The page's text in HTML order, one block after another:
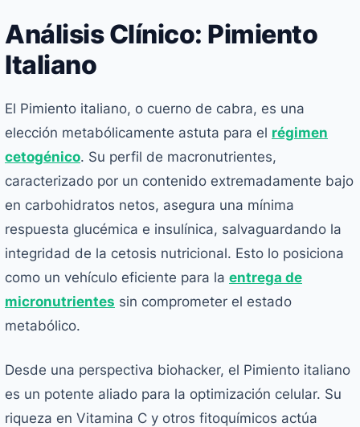
Análisis Clínico: Pimiento
Italiano
El Pimiento italiano, o cuerno de cabra, es una
elección metabólicamente astuta para el régimen
cetogénico. Su perfil de macronutrientes,
caracterizado por un contenido extremadamente bajo
en carbohidratos netos, asegura una mínima
respuesta glucémica e insulínica, salvaguardando la
integridad de la cetosis nutricional. Esto lo posiciona
como un vehículo eficiente para la entrega de
micronutrientes sin comprometer el estado
metabólico.
Desde una perspectiva biohacker, el Pimiento italiano
es un potente aliado para la optimización celular. Su
riqueza en Vitamina C y otros fitoquímicos actúa